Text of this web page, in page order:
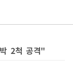
2척 공격"